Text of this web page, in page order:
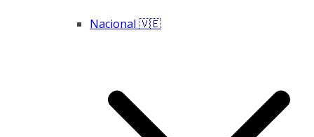
Nacional 🇻🇪